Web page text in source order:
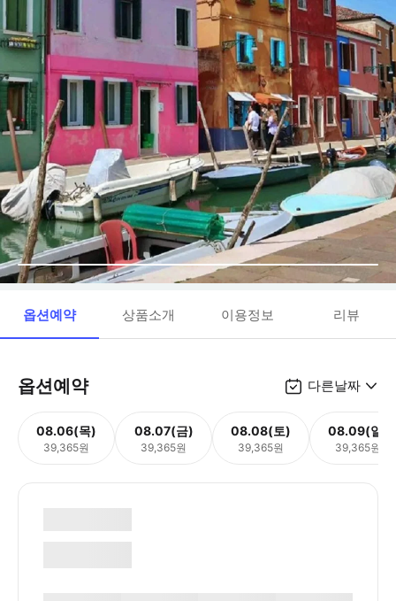
옵션예약 상품소개 이용정보 리뷰
옵션예약 다른날짜
08.06(목)
39,365원
08.07(금)
39,365원
08.08(토)
39,365원
08.09(일)
39,365원